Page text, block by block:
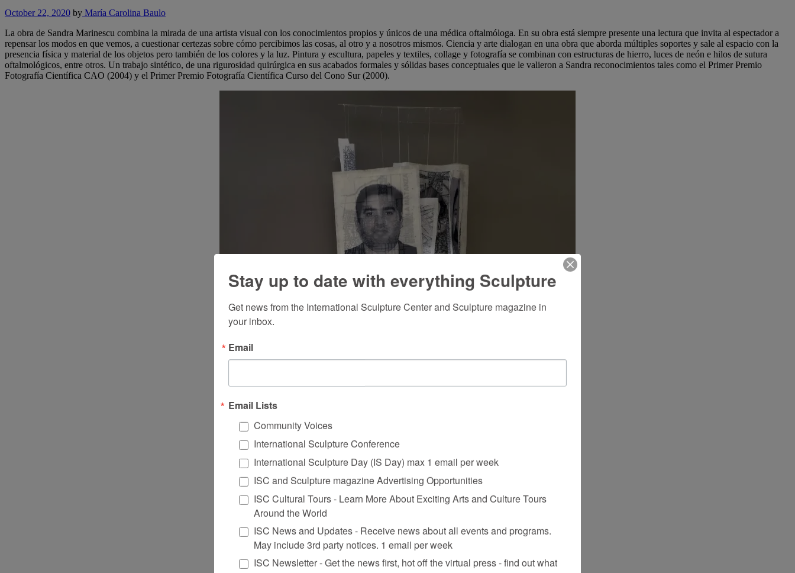
October 22, 2020 by María Carolina Baulo
La obra de Sandra Marinescu combina la mirada de una artista visual con los conocimientos propios y únicos de una médica oftalmóloga. En su obra está siempre presente una lectura que invita al espectador a
repensar los modos en que vemos, a cuestionar certezas sobre cómo percibimos las cosas, al otro y a nosotros mismos. Ciencia y arte dialogan en una obra que aborda múltiples soportes y sale al espacio con la
presencia física y material de los objetos pero también de los colores y la luz. Pintura y escultura, papeles y textiles, collage y fotografía se combinan con estructuras de hierro, luces de neón e hilos de sutura
oftalmológicos, entre otros. Un trabajo sintético, de una rigurosidad quirúrgica en sus acabados formales y sólidas bases conceptuales que le valieron a Sandra reconocimientos tales como el Primer Premio
Fotografía Científica CAO (2004) y el Primer Premio Fotografía Científica Curso del Cono Sur (2000).
Stay up to date with everything Sculpture
Get news from the International Sculpture Center and Sculpture magazine in
your inbox.
Email
Email Lists
Community Voices
International Sculpture Conference
International Sculpture Day (IS Day) max 1 email per week
ISC and Sculpture magazine Advertising Opportunities
ISC Cultural Tours - Learn More About Exciting Arts and Culture Tours
Around the World
ISC News and Updates - Receive news about all events and programs.
May include 3rd party notices. 1 email per week
ISC Newsletter - Get the news first, hot off the virtual press - find out what